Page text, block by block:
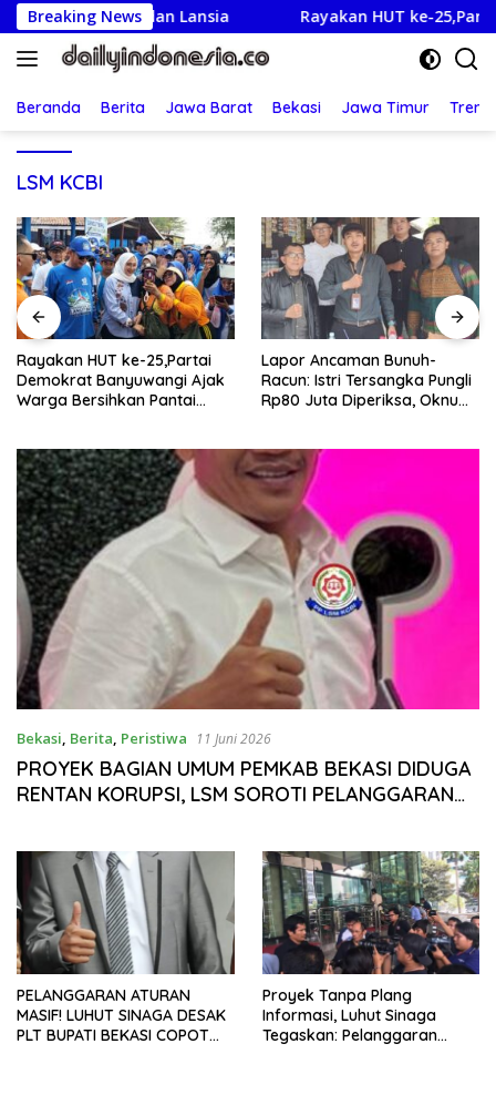
Langsung
ke
konten
Breaking News
Sakit dan Lansia Rayakan HUT ke-25,Partai
Beranda Berita Jawa Barat Bekasi Jawa Timur
LSM KCBI
Rayakan HUT ke-25,Partai
Demokrat Banyuwangi Ajak
Warga Bersihkan Pantai
Lapor Ancaman Bunuh-
Racun: Istri Tersangka Pungli
Rp80 Juta Diperiksa, Oknum
Bekasi, Berita, Peristiwa 11 Juni 2026
PROYEK BAGIAN UMUM PEMKAB BEKASI DIDUGA
RENTAN KORUPSI, LSM SOROTI PELANGGARAN
PELANGGARAN ATURAN
MASIF! LUHUT SINAGA DESAK
PLT BUPATI BEKASI COPOT
Proyek Tanpa Plang
Informasi, Luhut Sinaga
Tegaskan: Pelanggaran